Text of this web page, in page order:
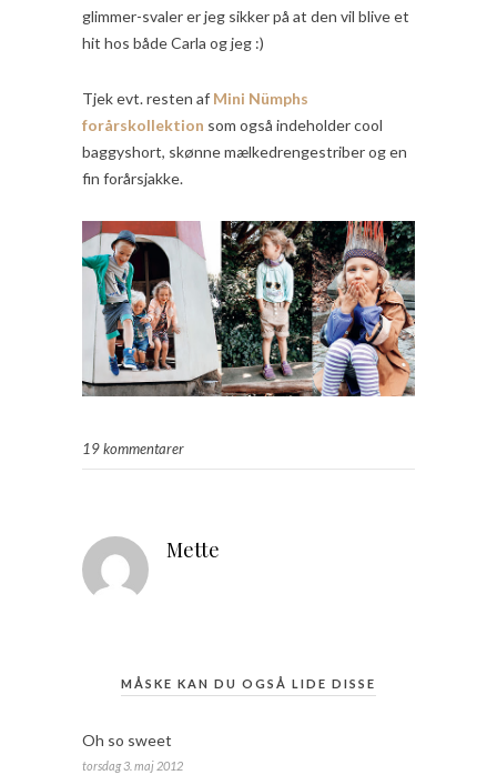
glimmer-svaler er jeg sikker på at den vil blive et
hit hos både Carla og jeg :)
Tjek evt. resten af Mini Nümphs
forårskollektion som også indeholder cool
baggyshort, skønne mælkedrengestriber og en
fin forårsjakke.
19 kommentarer
Mette
MÅSKE KAN DU OGSÅ LIDE DISSE
Oh so sweet
torsdag 3. maj 2012